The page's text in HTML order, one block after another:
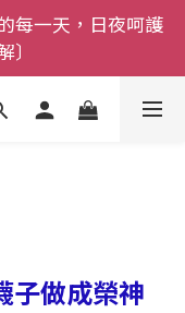
送新品-悠哉斑馬
每一天，日夜呵護
送新品-悠哉斑馬
子做成榮神